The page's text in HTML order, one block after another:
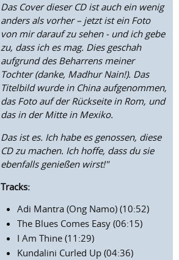
Das Cover dieser CD ist auch ein wenig
anders als vorher – jetzt ist ein Foto
von mir darauf zu sehen - und ich gebe
zu, dass ich es mag. Dies geschah
aufgrund des Beharrens meiner
Tochter (danke, Madhur Nain!). Das
Titelbild wurde in China aufgenommen,
das Foto auf der Rückseite in Rom, und
das in der Mitte in Mexiko.
Das ist es. Ich habe es genossen, diese
CD zu machen. Ich hoffe, dass du sie
ebenfalls genießen wirst!"
Tracks:
Adi Mantra (Ong Namo) (10:52)
The Blues Comes Easy (06:15)
I Am Thine (11:29)
Kundalini Curled Up (04:36)